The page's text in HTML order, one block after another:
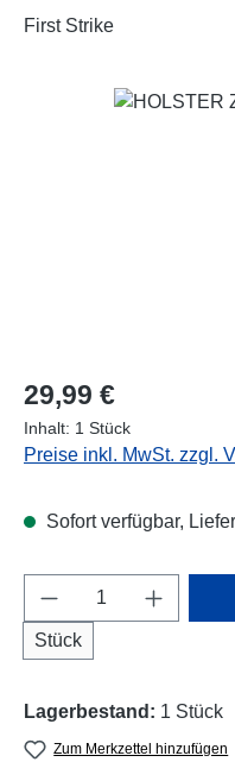
First Strike
Regulärer Preis:
29,99 €
Inhalt: 1 Stück
Preise inkl. MwSt. zzgl.
Sofort verfügbar,
Produkt Anzahl:
Stück
Lagerbestand: 1 Stück
Zum Merkzettel hinzufügen